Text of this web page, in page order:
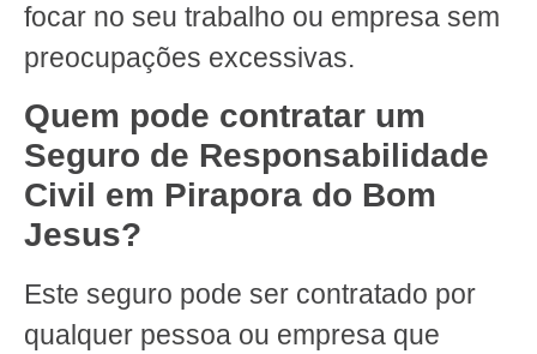
focar no seu trabalho ou empresa sem
preocupações excessivas.
Quem pode contratar um
Seguro de Responsabilidade
Civil em Pirapora do Bom
Jesus?
Este seguro pode ser contratado por
qualquer pessoa ou empresa que